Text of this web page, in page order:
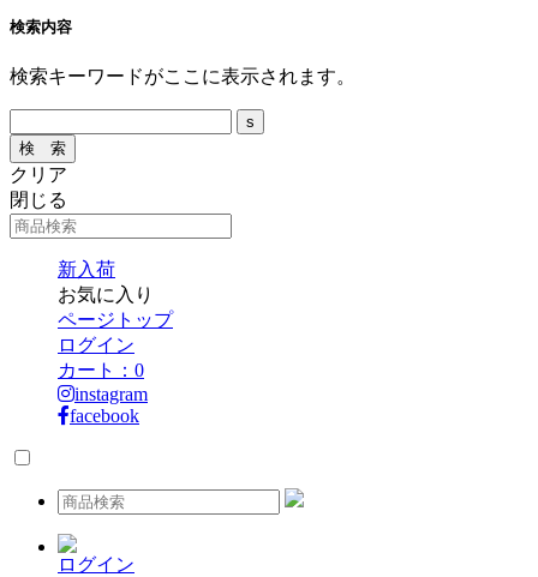
検索内容
検索キーワードがここに表示されます。
クリア
閉じる
新入荷
お気に入り
ページトップ
ログイン
カート： 0
instagram
facebook
ログイン